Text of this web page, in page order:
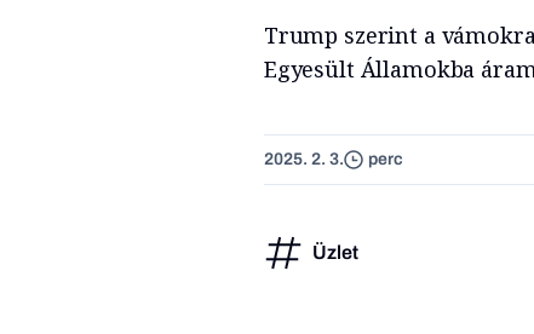
Trump szerint a
Egyesült Államokba
2025. 2. 3. perc
Üzlet